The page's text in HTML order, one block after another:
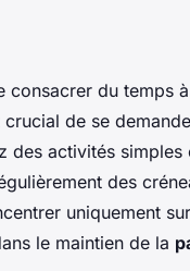
consacrer du temps
de se
des activités simples
des
uniquement
le maintien de la